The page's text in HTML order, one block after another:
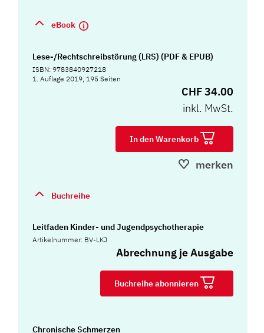
eBook
Lese-/Rechtschreibstörung (LRS) (PDF & EPUB)
ISBN: 9783840927218
1. Auflage 2019, 195 Seiten
CHF 34.00
inkl. MwSt.
In den Warenkorb
merken
Buchreihe
Leitfaden Kinder- und Jugendpsychotherapie
Artikelnummer: BV-LKJ
Abrechnung je Ausgabe
Buchreihe abonnieren
Chronische Schmerzen